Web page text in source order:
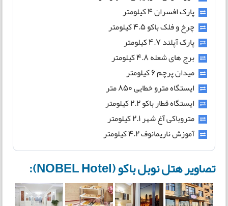
پارک افسران 4 کیلومتر
چرخ و فلک باکو 4.5 کیلومتر
پارک آپلند 4.7 کیلومتر
برج های شعله 4.8 کیلومتر
میدان پرچم 6 کیلومتر
ایستگاه مترو خطایی 850 متر
ایستگاه قطار باکو 2.2 کیلومتر
متروباکی آغ شهر 2.1 کیلومتر
آموزش ناریمانوف 4.2 کیلومتر
تصاویر هتل نوبل باکو (NOBEL Hotel):